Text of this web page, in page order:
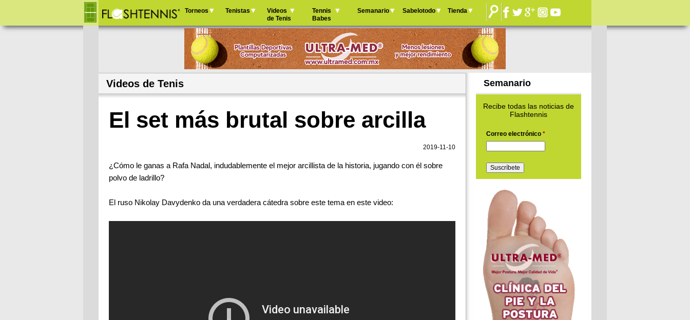
Jump to navigation
principal
Torneos Tenistas
Videos
de Tenis
Tennis
Babes
Semanario Sabelotodo Tienda
Videos de Tenis
El set más brutal sobre arcilla
2019-11-10
¿Cómo le ganas a Rafa Nadal, indudablemente el mejor arcillista de la historia, jugando con él sobre
polvo de ladrillo?
El ruso Nikolay Davydenko da una verdadera cátedra sobre este tema en este video:
Semanario
Recibe todas las noticias de
Flashtennis
Correo electrónico *